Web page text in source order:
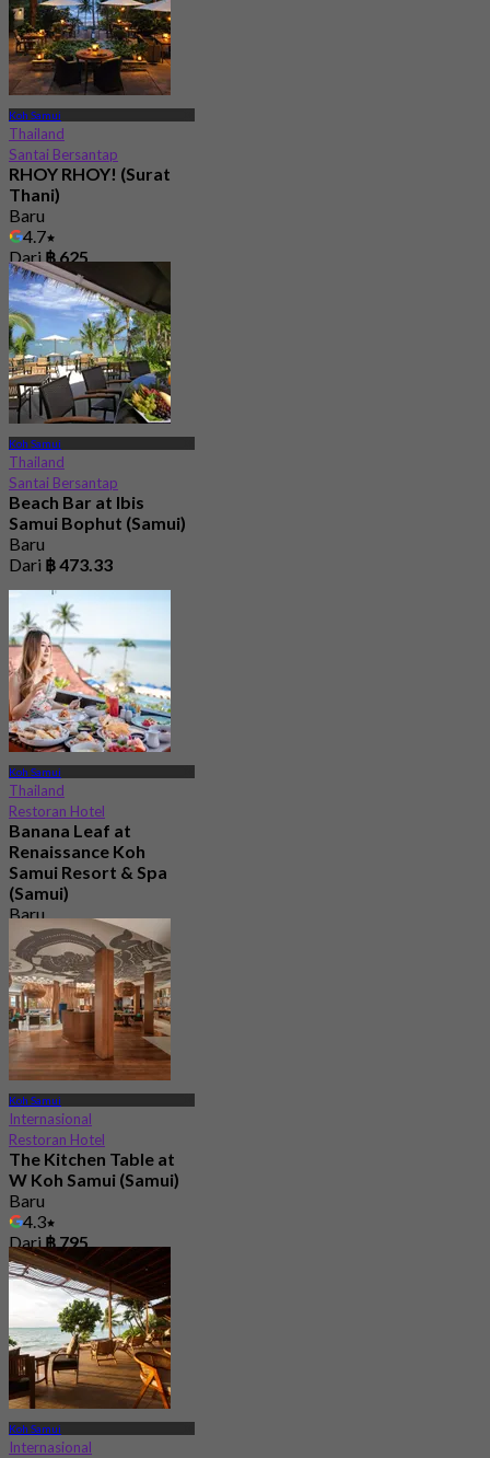
Koh Samui
Thailand
Santai Bersantap
RHOY RHOY! (Surat
Thani)
Baru
4.7
Dari฿ 625
Koh Samui
Thailand
Santai Bersantap
Beach Bar at Ibis
Samui Bophut (Samui)
Baru
Dari ฿ 473.33
Koh Samui
Thailand
Restoran Hotel
Banana Leaf at
Renaissance Koh
Samui Resort & Spa
(Samui)
Baru
4.7
Dari฿ 795
Koh Samui
Internasional
Restoran Hotel
The Kitchen Table at
W Koh Samui (Samui)
Baru
4.3
Dari฿ 795
Koh Samui
Internasional